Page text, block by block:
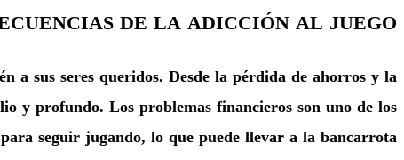
DE LA ADICCIÓN AL JUEGO
a sus seres queridos. Desde la pérdida de ahorros y la
y profundo. Los problemas financieros son uno de los
seguir jugando, lo que puede llevar a la bancarrota.